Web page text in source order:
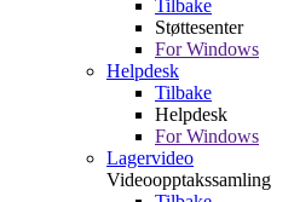
Tilbake
Støttesenter
For Windows
Helpdesk
Tilbake
Helpdesk
For Windows
Lagervideo
Videoopptakssamling